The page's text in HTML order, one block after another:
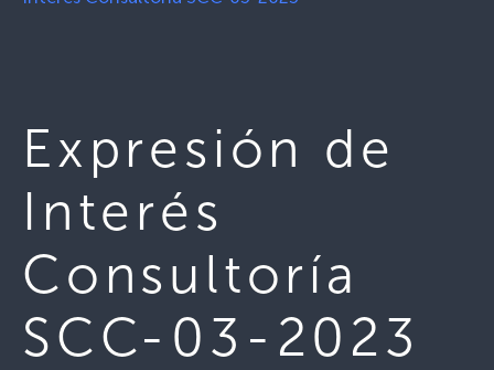
Expresión de
Interés
Consultoría
SCC-03-2023